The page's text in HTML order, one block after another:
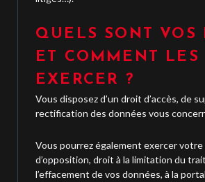
QUELS SONT VOS
ET COMMENT LES
EXERCER ?
Vous disposez d’un droit d’accès, de
rectification des données vous
Vous pourrez également exercer
d’opposition, droit à la limitation du
l’effacement de vos données, à la